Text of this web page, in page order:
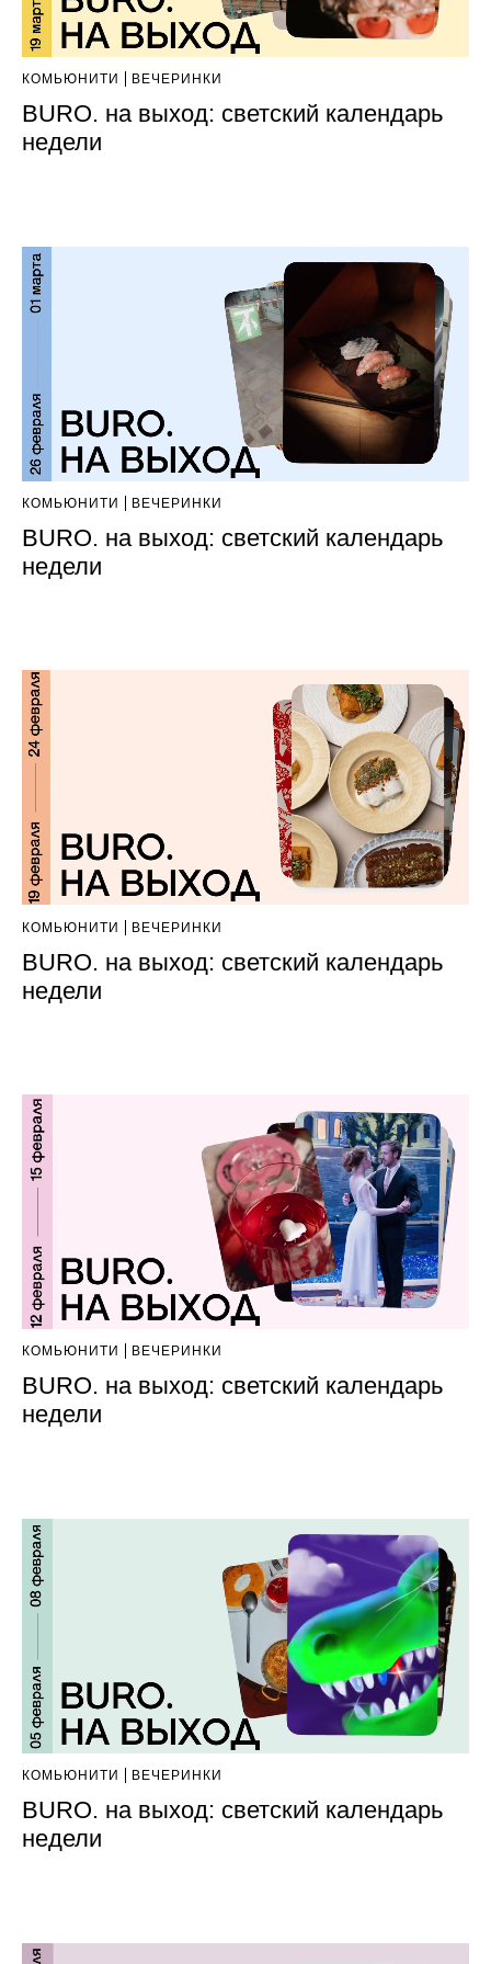
КОМЬЮНИТИ ВЕЧЕРИНКИ
BURO. на выход: светский календарь
недели
КОМЬЮНИТИ ВЕЧЕРИНКИ
BURO. на выход: светский календарь
недели
КОМЬЮНИТИ ВЕЧЕРИНКИ
BURO. на выход: светский календарь
недели
КОМЬЮНИТИ ВЕЧЕРИНКИ
BURO. на выход: светский календарь
недели
КОМЬЮНИТИ ВЕЧЕРИНКИ
BURO. на выход: светский календарь
недели